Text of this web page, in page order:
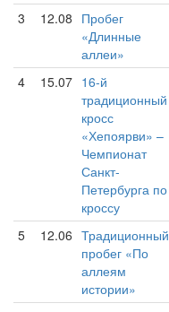
3 12.08 Пробег
«Длинные
аллеи»
4 15.07 16-й
традиционный
кросс
«Хепоярви» –
Чемпионат
Санкт-
Петербурга по
кроссу
5 12.06 Традиционный
пробег «По
аллеям
истории»